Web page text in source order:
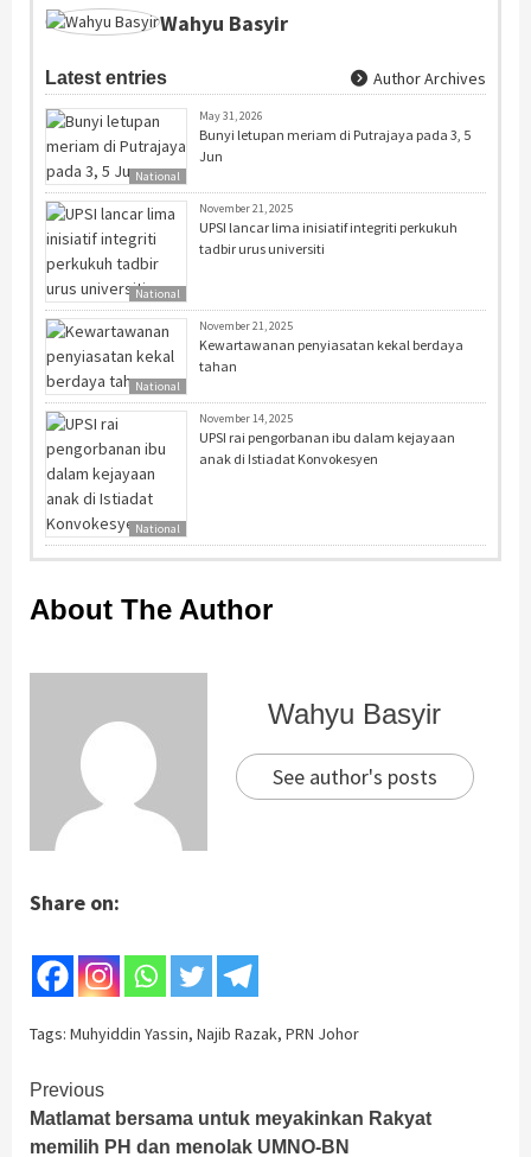
Wahyu Basyir
Latest entries Author Archives
National
May 31, 2026
Bunyi letupan meriam di Putrajaya pada 3, 5
Jun
National
November 21, 2025
UPSI lancar lima inisiatif integriti perkukuh
tadbir urus universiti
National
November 21, 2025
Kewartawanan penyiasatan kekal berdaya
tahan
National
November 14, 2025
UPSI rai pengorbanan ibu dalam kejayaan
anak di Istiadat Konvokesyen
About The Author
Wahyu Basyir
See author's posts
Share on:
Tags: Muhyiddin Yassin, Najib Razak, PRN Johor
Continue
Reading
Previous
Matlamat bersama untuk meyakinkan Rakyat
memilih PH dan menolak UMNO-BN